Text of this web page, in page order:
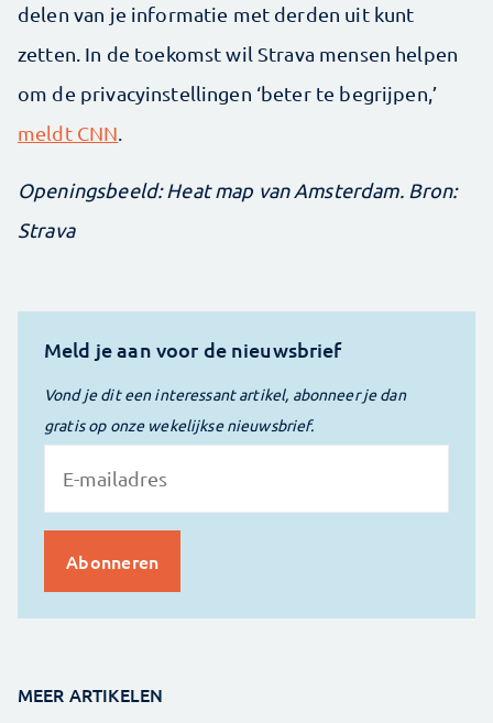
delen van je informatie met derden uit kunt
zetten. In de toekomst wil Strava mensen helpen
om de privacyinstellingen ‘beter te begrijpen,’
meldt CNN
Openingsbeeld: Heat map van Amsterdam. Bron:
Strava
Meld je aan voor de nieuwsbrief
Vond je dit een interessant artikel, abonneer je dan
gratis op onze wekelijkse nieuwsbrief.
MEER ARTIKELEN